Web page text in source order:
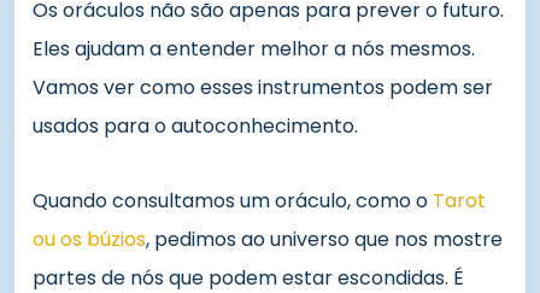
Os oráculos não são apenas para prever o futuro.
Eles ajudam a entender melhor a nós mesmos.
Vamos ver como esses instrumentos podem ser
usados para o autoconhecimento.
Quando consultamos um oráculo, como o Tarot
ou os búzios, pedimos ao universo que nos mostre
partes de nós que podem estar escondidas. É